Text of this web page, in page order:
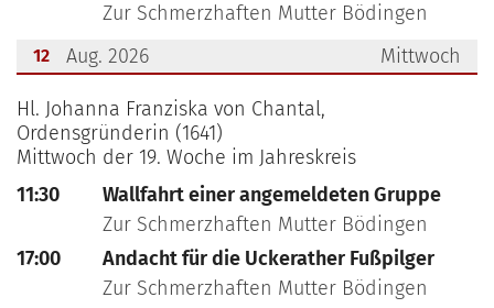
Zur Schmerzhaften Mutter Bödingen
Mittwoch
12
Aug. 2026
???msg.page.sr.date??? 12. August 2026
Hl. Johanna Franziska von Chantal,
Ordensgründerin (1641)
Mittwoch der 19. Woche im Jahreskreis
11:30
Wallfahrt einer angemeldeten Gruppe
Zur Schmerzhaften Mutter Bödingen
17:00
Andacht für die Uckerather Fußpilger
Zur Schmerzhaften Mutter Bödingen